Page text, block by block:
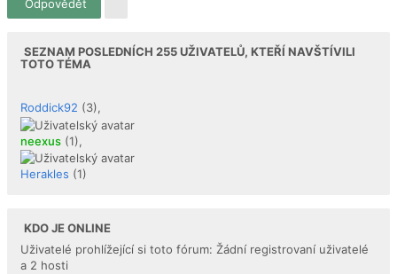
Odpovědět
SEZNAM POSLEDNÍCH 255UŽIVATELŮ, KTEŘÍ NAVŠTÍVILI
TOTO TÉMA
Roddick92 (3),
neexus (1),
Herakles (1)
KDO JE ONLINE
Uživatelé prohlížející si toto fórum: Žádní registrovaní uživatelé
a 2 hosti